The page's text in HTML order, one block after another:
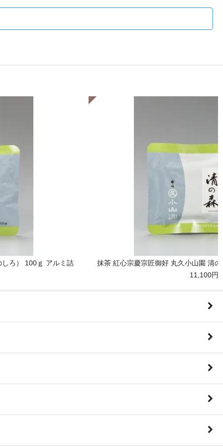
ろ） 100ｇ アルミ詰
抹茶 紅心宗慶宗匠御好 丸久小山園 清
11,100円(